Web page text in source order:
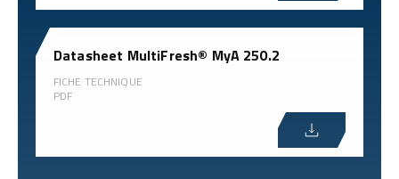
Datasheet MultiFresh® MyA 250.2
FICHE TECHNIQUE
PDF